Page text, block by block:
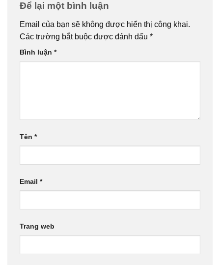
Để lại một bình luận
Email của bạn sẽ không được hiển thị công khai.
Các trường bắt buộc được đánh dấu *
Bình luận *
Tên *
Email *
Trang web